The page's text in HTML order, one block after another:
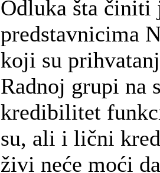
Odluka šta činiti
predstavnicima
koji su
Radnoj grupi na
kredibilitet
su, ali i lični
živi neće moći